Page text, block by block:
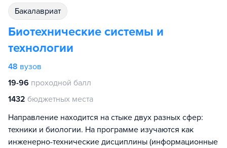
бакалавриат
Биотехнические системы и
технологии
48 вузов
19-96 проходной балл
1432 бюджетных места
Направление находится на стыке двух разных сфер:
техники и биологии. На программе изучаются как
инженерно-технические дисциплины (информационные